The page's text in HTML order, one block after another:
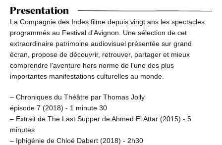
Presentation
La Compagnie des Indes filme depuis vingt ans les spectacles
programmés au Festival d'Avignon. Une sélection de cet
extraordinaire patrimoine audiovisuel présentée sur grand
écran, propose de découvrir, retrouver, partager et mieux
comprendre l'aventure hors norme de l'une des plus
importantes manifestations culturelles au monde.
– Chroniques du Théâtre par Thomas Jolly
épisode 7 (2018) - 1 minute 30
– Extrait de The Last Supper de Ahmed El Attar (2015) - 5
minutes
– Iphigénie de Chloé Dabert (2018) - 2h30